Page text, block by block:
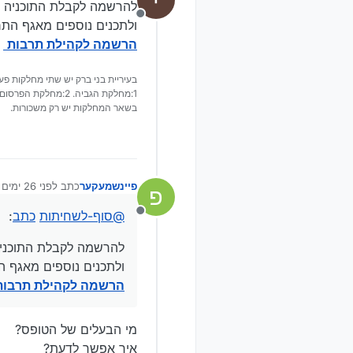
לצד מיצגי
משחק, בניית
למהדרין.
להעניק חוויה
היוזמה כולה
הקודש
אדוארד
שהצלחנו
הגב’ שרה
השקעה
פרטים מלאים
במוקדים
מנותק
להרשמה לקבלת התוכניה
ולתכנים נוספים מאגף
הרשמה לקהילת תרבות
בעיריית בני ברק יש שתי מחלקות
1:מחלקת הגביה. 2:מחלקת הפרסום.
בשאר המחלקות יש רק משכורות.
פ
מנותק
פיינשמעקערכתב לפני 26 ימים
נערך לאחרונה
@סוף-לשחיתות כתב:
להרשמה לקבלת
ולתכנים נוספים מאגף
הרשמה לקהילת
מי הבעלים של הטופס?
איך אפשר לדעת?